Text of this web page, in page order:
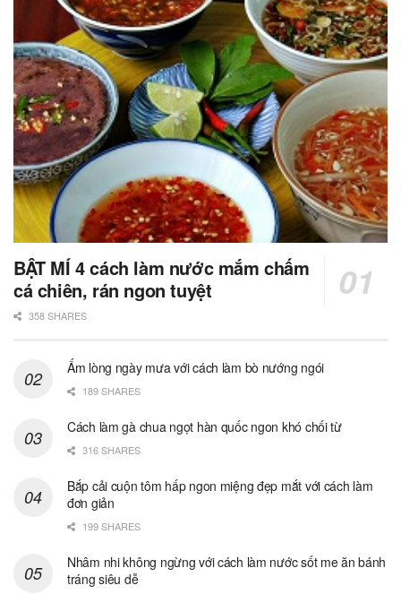
BẬT MÍ 4 cách làm nước mắm chấm
cá chiên, rán ngon tuyệt
358 SHARES
Ấm lòng ngày mưa với cách làm bò nướng ngói
189 SHARES
Cách làm gà chua ngọt hàn quốc ngon khó chối từ
316 SHARES
Bắp cải cuộn tôm hấp ngon miệng đẹp mắt với cách làm
đơn giản
199 SHARES
Nhâm nhi không ngừng với cách làm nước sốt me ăn bánh
tráng siêu dễ